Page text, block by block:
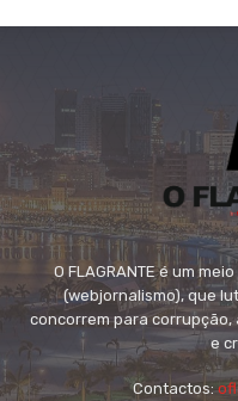
O FLAGRANTE é um
(webjornalismo), que
concorrem para corrupção,
e
Contactos: